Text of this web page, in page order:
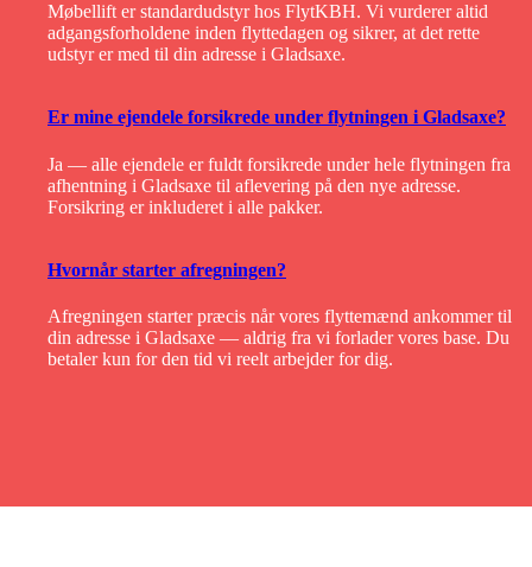
Møbellift er standardudstyr hos FlytKBH. Vi vurderer altid
adgangsforholdene inden flyttedagen og sikrer, at det rette
udstyr er med til din adresse i Gladsaxe.
Er mine ejendele forsikrede under flytningen i Gladsaxe?
Ja — alle ejendele er fuldt forsikrede under hele flytningen fra
afhentning i Gladsaxe til aflevering på den nye adresse.
Forsikring er inkluderet i alle pakker.
Hvornår starter afregningen?
Afregningen starter præcis når vores flyttemænd ankommer til
din adresse i Gladsaxe — aldrig fra vi forlader vores base. Du
betaler kun for den tid vi reelt arbejder for dig.